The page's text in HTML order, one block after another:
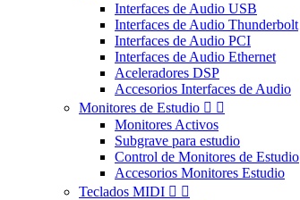
Interfaces de Audio USB
Interfaces de Audio Thunderbolt
Interfaces de Audio PCI
Interfaces de Audio Ethernet
Aceleradores DSP
Accesorios Interfaces de Audio
Monitores de Estudio  
Monitores Activos
Subgrave para estudio
Control de Monitores de Estudio
Accesorios Monitores Estudio
Teclados MIDI  